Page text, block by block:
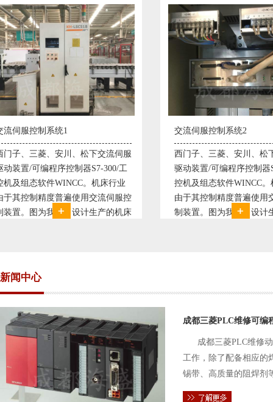
交流伺服控制系统2
西门子、三菱、安川、松下交流伺服
驱动装置/可编程序控制器S7-300/工
控机及组态软件WINCC。机床行业
由于其控制精度普遍使用交流伺服控
制装置。图为我公司设计生产的机床
变频恒压供水系统
变频恒压供水系
极调速技术原理
使供水随着使用
持供水设定压力
点、远传压力表
新闻中心
成都三菱PLC维修可编
成都三菱PLC维修
工作，除了配备相应的
锡带、高质量的阻焊剂
件的电路及通信电缆。